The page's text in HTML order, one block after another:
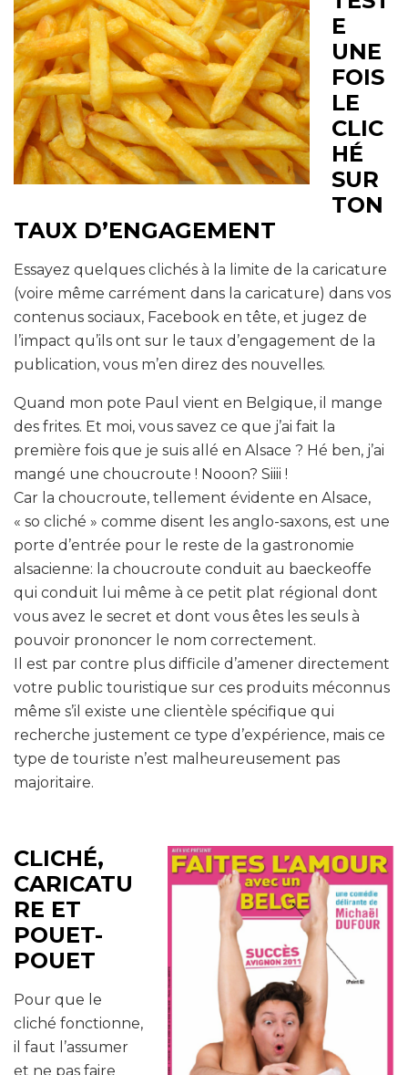
E
UNE
FOIS
LE
CLIC
HÉ
SUR
TON
TAUX D’ENGAGEMENT
Essayez quelques clichés à la limite de la caricature
(voire même carrément dans la caricature) dans vos
contenus sociaux, Facebook en tête, et jugez de
l’impact qu’ils ont sur le taux d’engagement de la
publication, vous m’en direz des nouvelles.
Quand mon pote Paul vient en Belgique, il mange
des frites. Et moi, vous savez ce que j’ai fait la
première fois que je suis allé en Alsace ? Hé ben, j’ai
mangé une choucroute ! Nooon? Siiii !
Car la choucroute, tellement évidente en Alsace,
« so cliché » comme disent les anglo-saxons, est une
porte d’entrée pour le reste de la gastronomie
alsacienne: la choucroute conduit au baeckeoffe
qui conduit lui même à ce petit plat régional dont
vous avez le secret et dont vous êtes les seuls à
pouvoir prononcer le nom correctement.
Il est par contre plus difficile d’amener directement
votre public touristique sur ces produits méconnus
même s’il existe une clientèle spécifique qui
recherche justement ce type d’expérience, mais ce
type de touriste n’est malheureusement pas
majoritaire.
CLICHÉ,
CARICATU
RE ET
POUET-
POUET
Pour que le
cliché fonctionne,
il faut l’assumer
et ne pas faire